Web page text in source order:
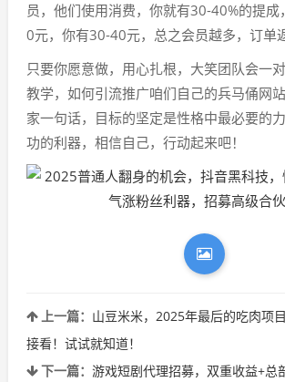
员，他们使用消费，你就有30-40%的提
0元，你有30-40元，总之会员越多，订单
只要你愿意做，用心扎根，大笑团队会一
教学，如何引流推广咱们自己的兵马俑网
家一句话，目标的坚定是性格中最必要的
功的利器，相信自己，行动起来吧！
上一篇： 山豆米米，2025年最后的吃肉项
接看！试试就知道！
下一篇： 游戏短剧代理招募，双重收益+总